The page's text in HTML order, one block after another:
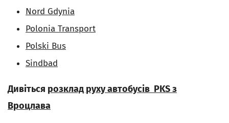
Nord Gdynia
Polonia Transport
Polski Bus
Sindbad
Дивіться розклад руху автобусів PKS з
Вроцлава